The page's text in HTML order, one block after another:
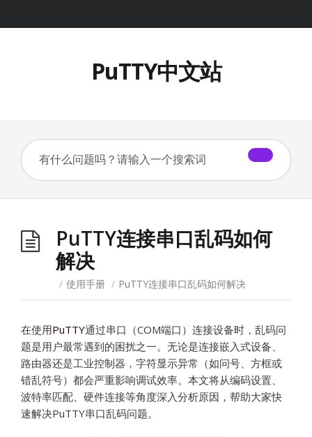
PuTTY中文站
PuTTY连接串口乱码如何
解决
/ 使用手册 / PuTTY连接串口乱码如何解决
在使用PuTTY通过串口（COM端口）连接设备时，乱码问
题是用户最常遇到的困扰之一。无论是连接嵌入式设备、
路由器还是工业控制器，字符显示异常（如问号、方框或
错乱符号）都会严重影响调试效率。本文将从编码设置、
波特率匹配、硬件连接等角度深入分析原因，帮助大家快
速解决PuTTY串口乱码问题。